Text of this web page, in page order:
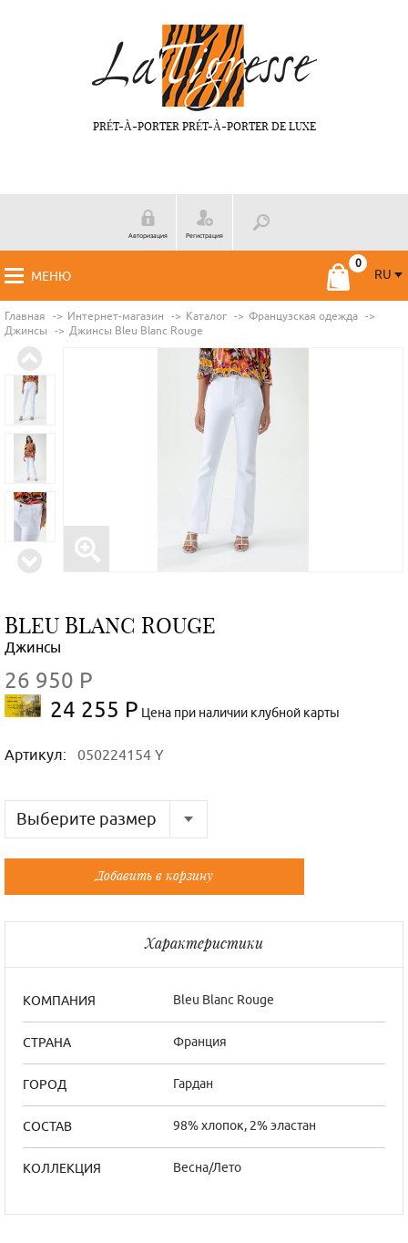
PRÉT-À-PORTER PRÉT-À-PORTER DE LUXE
Авторизация Регистрация
МЕНЮ
RU
Главная Интернет-магазин Каталог
Французская одежда
Джинсы
Джинсы Bleu Blanc Rouge
BLEU BLANC ROUGE
Джинсы
26 950 Р
24 255 Р Цена при наличии клубной карты
Артикул: 050224154 Y
Выберите размер
Русский
Французский
48
42/3
52
46/5
Добавить в корзину
Характеристики
КОМПАНИЯ Bleu Blanc Rouge
СТРАНА Франция
ГОРОД Гардан
СОСТАВ 98% хлопок, 2% эластан
КОЛЛЕКЦИЯ Весна/Лето